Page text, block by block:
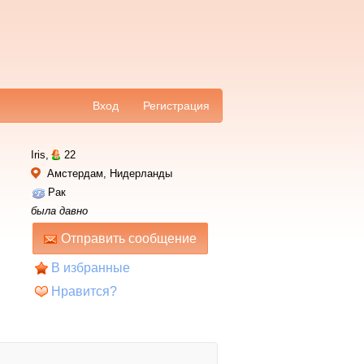
Регистрация
Вход
Iris,
22
Амстердам, Нидерланды
Рак
была давно
Отправить сообщение
В избранные
Нравится?